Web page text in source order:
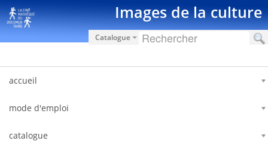
Saut au contenu Images de la culture
Catalogue
accueil
mode d'emploi
catalogue